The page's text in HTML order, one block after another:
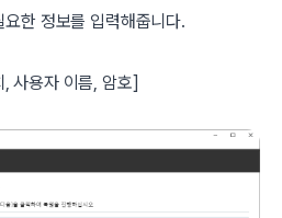
한 정보를 입력해줍니다.
, 사용자 이름, 암호]